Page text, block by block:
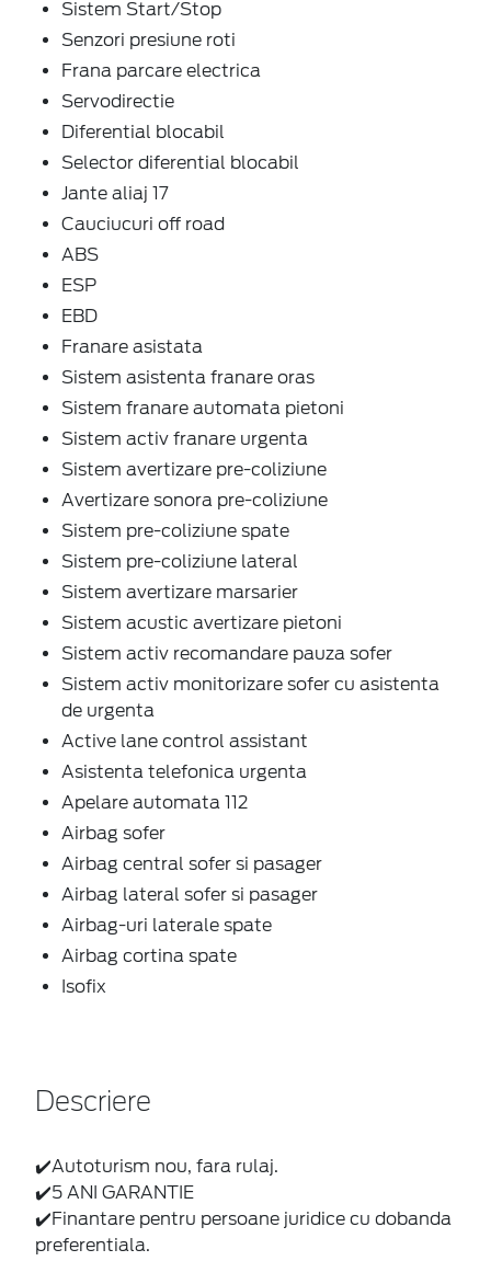
Sistem Start/Stop
Senzori presiune roti
Frana parcare electrica
Servodirectie
Diferential blocabil
Selector diferential blocabil
Jante aliaj 17
Cauciucuri off road
ABS
ESP
EBD
Franare asistata
Sistem asistenta franare oras
Sistem franare automata pietoni
Sistem activ franare urgenta
Sistem avertizare pre-coliziune
Avertizare sonora pre-coliziune
Sistem pre-coliziune spate
Sistem pre-coliziune lateral
Sistem avertizare marsarier
Sistem acustic avertizare pietoni
Sistem activ recomandare pauza sofer
Sistem activ monitorizare sofer cu asistenta
de urgenta
Active lane control assistant
Asistenta telefonica urgenta
Apelare automata 112
Airbag sofer
Airbag central sofer si pasager
Airbag lateral sofer si pasager
Airbag-uri laterale spate
Airbag cortina spate
Isofix
Descriere
✔️Autoturism nou, fara rulaj.
✔️5 ANI GARANTIE
✔️Finantare pentru persoane juridice cu dobanda
preferentiala.